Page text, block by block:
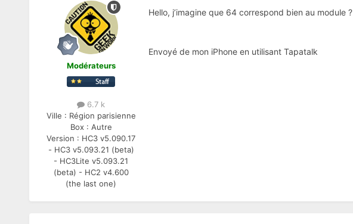
Modérateurs
6.7 k
Ville : Région parisienne
Box : Autre
Version : HC3 v5.090.17
- HC3 v5.093.21 (beta)
- HC3Lite v5.093.21
(beta) - HC2 v4.600
(the last one)
Hello, j’imagine que 64 correspond bien au module ?
Envoyé de mon iPhone en utilisant Tapatalk